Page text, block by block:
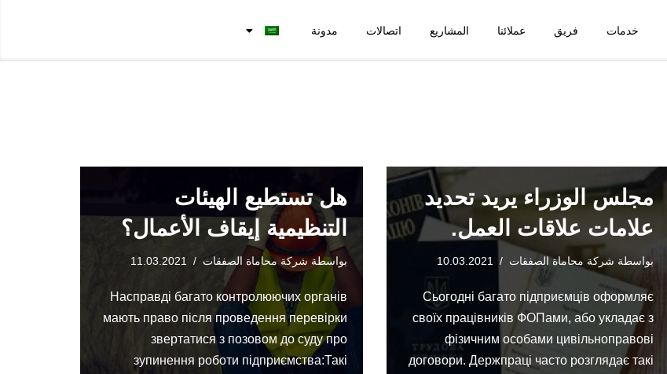
خدمات فريق عملائنا المشاريع اتصالات مدونة
هل تستطيع الهيئات
التنظيمية إيقاف الأعمال؟
بواسطةشركة محاماة الصفقات 11.03.2021
Насправді багато контролюючих органів
мають право після проведення перевірки
звертатися з позовом до суду про
зупинення роботи підприємства:Такі
مجلس الوزراء يريد تحديد
علامات علاقات العمل.
بواسطة شركة محاماة الصفقات 10.03.2021
Сьогодні багато підприємців оформляє
своїх працівників ФОПами, або укладає з
фізичним особами цивільноправові
договори. Держпраці часто розглядає такі